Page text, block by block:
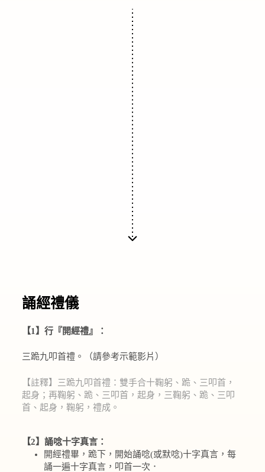
誦經禮儀
【1】行『開經禮』：
三跪九叩首禮。（請參考示範影片）
【註釋】三跪九叩首禮： 雙手合十鞠躬、跪、三叩首，
起身；再鞠躬、跪、三叩首，起身，三鞠躬、跪、三叩
首、起身，鞠躬，禮成。
【2】誦唸十字真言：
開經禮畢，跪下，開始誦唸(或默唸)十字真言，每
誦一遍十字真言，叩首一次．